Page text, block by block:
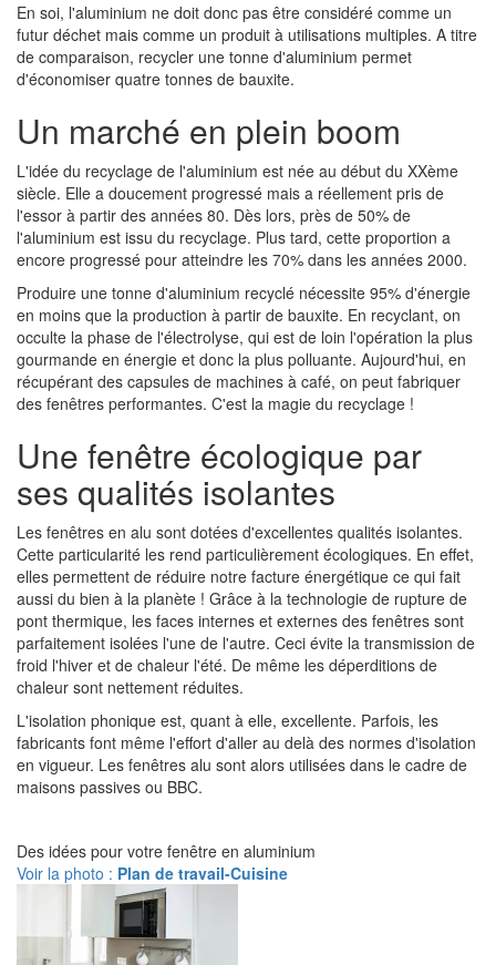
En soi, l'aluminium ne doit donc pas être considéré comme un
futur déchet mais comme un produit à utilisations multiples. A titre
de comparaison, recycler une tonne d'aluminium permet
d'économiser quatre tonnes de bauxite.
Un marché en plein boom
L'idée du recyclage de l'aluminium est née au début du XXème
siècle. Elle a doucement progressé mais a réellement pris de
l'essor à partir des années 80. Dès lors, près de 50% de
l'aluminium est issu du recyclage. Plus tard, cette proportion a
encore progressé pour atteindre les 70% dans les années 2000.
Produire une tonne d'aluminium recyclé nécessite 95% d'énergie
en moins que la production à partir de bauxite. En recyclant, on
occulte la phase de l'électrolyse, qui est de loin l'opération la plus
gourmande en énergie et donc la plus polluante. Aujourd'hui, en
récupérant des capsules de machines à café, on peut fabriquer
des fenêtres performantes. C'est la magie du recyclage !
Une fenêtre écologique par
ses qualités isolantes
Les fenêtres en alu sont dotées d'excellentes qualités isolantes.
Cette particularité les rend particulièrement écologiques. En effet,
elles permettent de réduire notre facture énergétique ce qui fait
aussi du bien à la planète ! Grâce à la technologie de rupture de
pont thermique, les faces internes et externes des fenêtres sont
parfaitement isolées l'une de l'autre. Ceci évite la transmission de
froid l'hiver et de chaleur l'été. De même les déperditions de
chaleur sont nettement réduites.
L'isolation phonique est, quant à elle, excellente. Parfois, les
fabricants font même l'effort d'aller au delà des normes d'isolation
en vigueur. Les fenêtres alu sont alors utilisées dans le cadre de
maisons passives ou BBC.
Des idées pour votre fenêtre en aluminium
Voir la photo : Plan de travail-Cuisine